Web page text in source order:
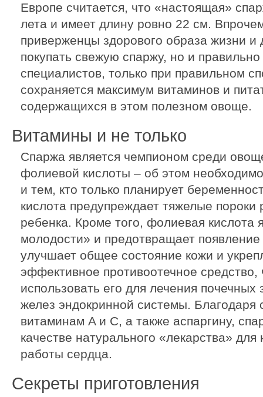
Европе считается, что «настоящая»
лета и имеет длину ровно 22 см.
приверженцы здорового образа жизни и
покупать свежую спаржу, но и
специалистов, только при правильном
сохраняется максимум витаминов и
содержащихся в этом полезном овоще.
Витамины и не только
Спаржа является чемпионом среди
фолиевой кислоты – об этом
и тем, кто только планирует
кислота предупреждает тяжелые пороки
ребенка. Кроме того, фолиевая кислота
молодости» и предотвращает
улучшает общее состояние кожи и
эффективное противоотечное средство,
использовать его для лечения
желез эндокринной системы.
витаминам A и С, а также аспаргину,
качестве натурального «лекарства»
работы сердца.
Секреты приготовления